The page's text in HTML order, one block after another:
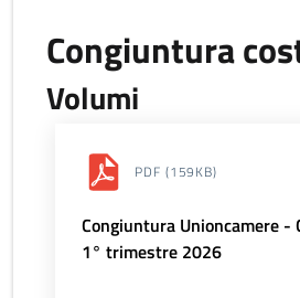
Congiuntura
Volumi
PDF (159KB)
Congiuntura Unioncamere -
1° trimestre 2026